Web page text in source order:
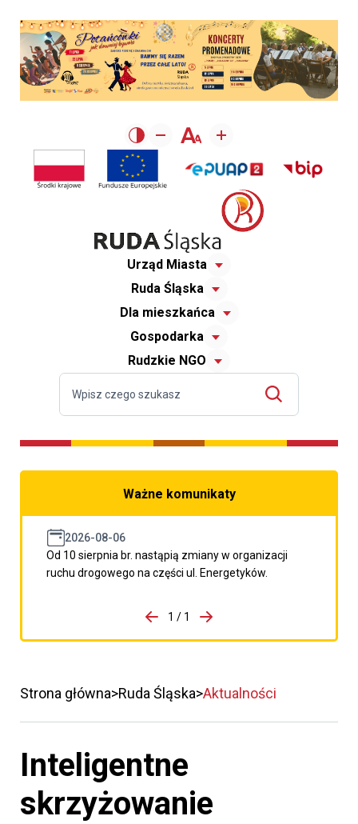
Urząd Miasta
Ruda Śląska
Dla mieszkańca
Gospodarka
Rudzkie NGO
Ważne komunikaty
2026-08-06
Od 10 sierpnia br. nastąpią zmiany w organizacji
ruchu drogowego na części ul. Energetyków.
porzpedniego komunikatu
1 / 1
Przejdź do następnego
Strona główna Ruda Śląska Aktualności
Inteligentne
skrzyżowanie